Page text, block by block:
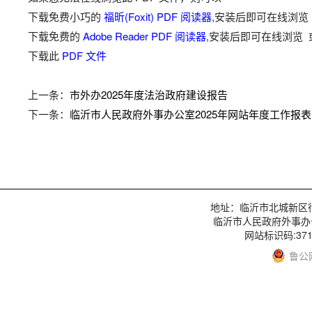
下载免费小巧的 福昕(Foxit) PDF 阅读器,安装后即可在线浏
下载免费的 Adobe Reader PDF 阅读器,安装后即可在线浏览
下载此 PDF 文件
上一条： 市外办2025年度法治政府建设报告
下一条： 临沂市人民政府外事办公室2025年网站年度工作报表
地址：临沂市北城新
临沂市人民政府外事
网站标识码
鲁公